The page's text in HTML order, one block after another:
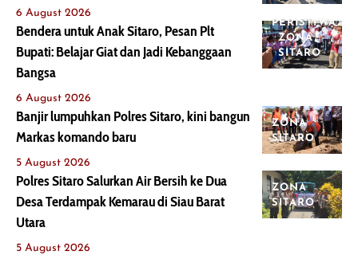
6 August 2026
PERISTIWA
ZONA
SITARO
Bendera untuk Anak Sitaro, Pesan Plt
Bupati: Belajar Giat dan Jadi Kebanggaan
Bangsa
6 August 2026
ZONA
SITARO
Banjir lumpuhkan Polres Sitaro, kini bangun
Markas komando baru
5 August 2026
ZONA
SITARO
Polres Sitaro Salurkan Air Bersih ke Dua
Desa Terdampak Kemarau di Siau Barat
Utara
5 August 2026